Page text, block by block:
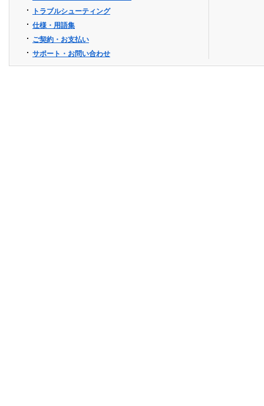
トラブルシューティング
仕様・用語集
ご契約・お支払い
サポート・お問い合わせ